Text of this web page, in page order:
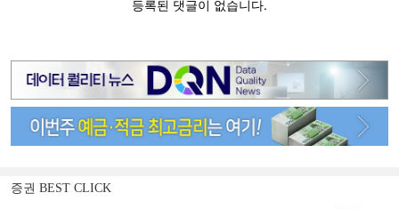
증권 BEST CLICK